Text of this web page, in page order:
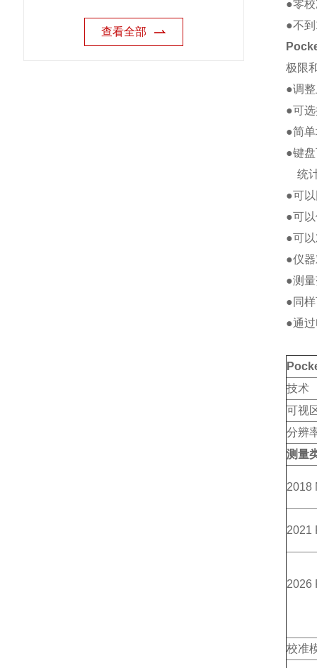
查看全部
●零
●不
极限
●调
●可
●简
●键
统
●可
●可
●可
●仪
●测
●同
●通
技术
可视
分辨
测量
2018
2021
2026
校准